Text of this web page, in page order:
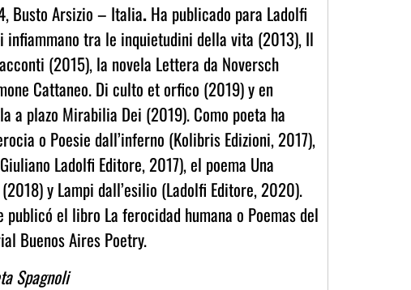
Busto Arsizio– Italia.Ha publicado para Ladolfi
infiammano tra le inquietudini della vita (2013), Il
(2015), la novela Lettera da Noversch
Cattaneo. Di culto et orfico (2019) y en
a plazo Mirabilia Dei (2019). Como poeta ha
o Poesie dall’inferno (Kolibris Edizioni, 2017),
Ladolfi Editore, 2017), el poema Una
y Lampi dall’esilio (Ladolfi Editore, 2020).
publicó el libro La ferocidad humana o Poemas del
Buenos Aires Poetry.
Spagnoli